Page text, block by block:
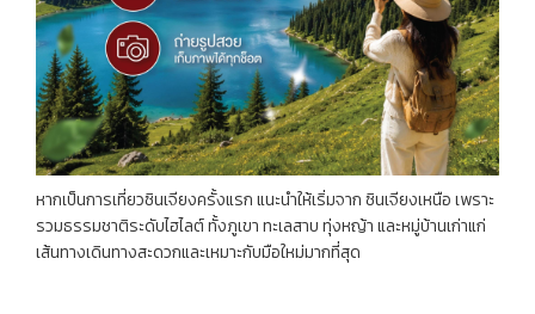
หากเป็นการเที่ยวซินเจียงครั้งแรก แนะนำให้เริ่มจาก ซินเจียงเหนือ เพราะ
รวมธรรมชาติระดับไฮไลต์ ทั้งภูเขา ทะเลสาบ ทุ่งหญ้า และหมู่บ้านเก่าแก่
เส้นทางเดินทางสะดวกและเหมาะกับมือใหม่มากที่สุด